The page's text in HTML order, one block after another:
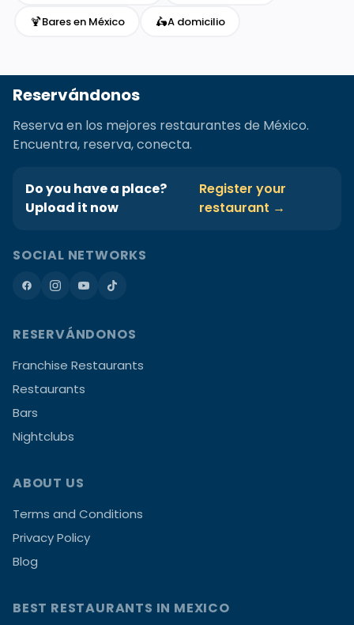
🍹Bares en México 🛵A domicilio
Reservándonos
Reserva en los mejores restaurantes de México.
Encuentra, reserva, conecta.
Do you have a place?
Upload it now
Register your
restaurant →
SOCIAL NETWORKS
RESERVÁNDONOS
Franchise Restaurants
Restaurants
Bars
Nightclubs
ABOUT US
Terms and Conditions
Privacy Policy
Blog
BEST RESTAURANTS IN MEXICO